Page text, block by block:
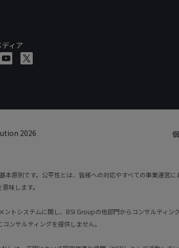
ィア
2026
本原則です。公平性とは、皆様への対応やすべての事業運営
味します。
ントシステムに関し、BSI Groupの他部門からコンサルティ
ンサルティングを提供しません。